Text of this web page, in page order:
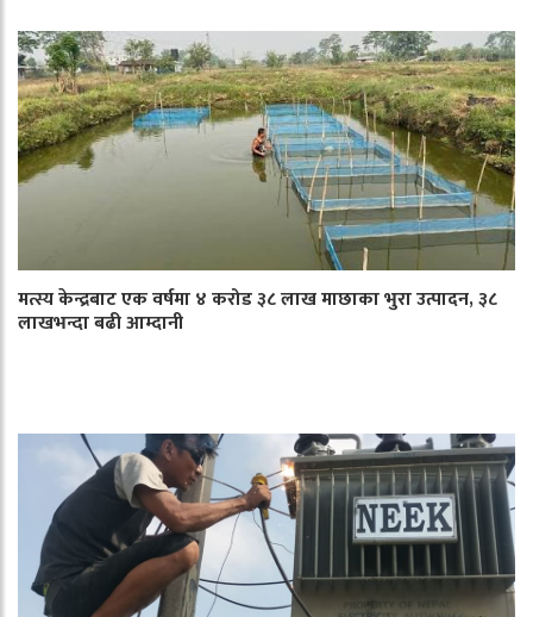
मत्स्य केन्द्रबाट एक वर्षमा ४ करोड ३८ लाख माछाका भुरा उत्पादन, ३८
लाखभन्दा बढी आम्दानी